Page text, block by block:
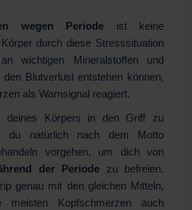
wegen Periode ist keine
durch diese Stresssituation
wichtigen Mineralstoffen und
Blutverlust entstehen können,
als Warnsignal reagiert.
deines Körpers in den Griff zu
du natürlich nach dem Motto
vorgehen, um dich von
der Periode zu befreien.
genau mit den gleichen Mitteln,
Kopfschmerzen auch